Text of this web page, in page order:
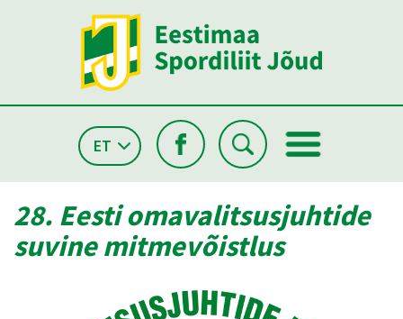
ET
28. Eesti omavalitsusjuhtide
suvine mitmevõistlus